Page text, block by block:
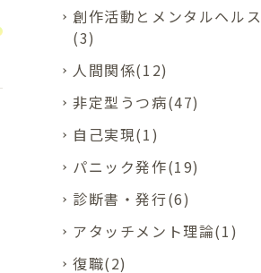
創作活動とメンタルヘルス
(3)
人間関係(12)
非定型うつ病(47)
自己実現(1)
パニック発作(19)
診断書・発行(6)
アタッチメント理論(1)
復職(2)